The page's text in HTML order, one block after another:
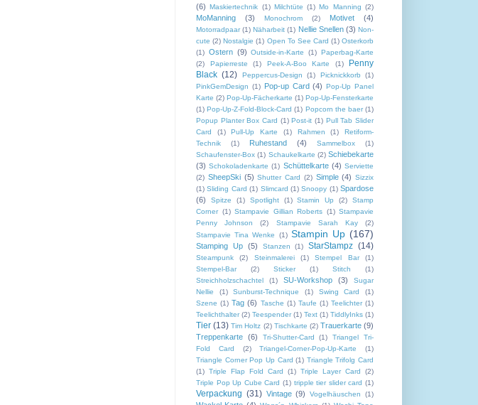
(6) Maskiertechnik (1) Milchtüte (1) Mo Manning (2)
MoManning (3) Monochrom (2) Motivet (4)
Motorradpaar (1) Näharbeit (1) Nellie Snellen (3) Non-
cute (2) Nostalgie (1) Open To See Card (1) Osterkorb
(1) Ostern (9) Outside-in-Karte (1) Paperbag-Karte
(2)
Papierreste (1) Peek-A-Boo Karte (1)
Penny
Black (12) Peppercus-Design (1) Picknickkorb
(1)
PinkGemDesign (1) Pop-up Card (4) Pop-Up Panel
Karte (2) Pop-Up-Fächerkarte (1) Pop-Up-Fensterkarte
(1) Pop-Up-Z-Fold-Block-Card (1) Popcorn the baer (1)
Popup Planter Box Card (1) Post-it (1) Pull Tab Slider
Card
(1) Pull-Up Karte (1) Rahmen (1)
Retiform-
Technik
(1) Ruhestand (4) Sammelbox
(1)
Schaufenster-Box (1) Schaukelkarte (2) Schiebekarte
(3) Schokoladenkarte (1) Schüttelkarte (4) Serviette
(2) SheepSki (5) Shutter Card (2) Simple (4) Sizzix
(1) Sliding Card (1) Slimcard (1) Snoopy (1) Spardose
(6)
Spitze (1) Spotlight (1) Stamin Up (2)
Stamp
Corner (1) Stampavie Gillian Roberts (1) Stampavie
Penny Johnson
(2) Stampavie Sarah Kay
(2)
Stampavie Tina Wenke
(1) Stampin Up (167)
Stamping Up (5) Stanzen (1) StarStampz (14)
Steampunk (2) Steinmalerei (1) Stempel Bar
(1)
Stempel-Bar
(2) Sticker (1) Stitch
(1)
Streichholzschachtel
(1) SU-Workshop (3)
Sugar
Nellie
(1) Sunburst-Technique (1) Swing Card
(1)
Szene (1) Tag (6) Tasche (1) Taufe (1) Teelichter (1)
Teelichthalter (2) Teespender (1) Text (1) TiddlyInks (1)
Tier (13) Tim Holtz (2) Tischkarte (2) Trauerkarte (9)
Treppenkarte (6) Tri-Shutter-Card (1)
Triangel Tri-
Fold Card
(2) Triangel-Corner-Pop-Up-Karte
(1)
Triangle Corner Pop Up Card (1) Triangle Trifolg Card
(1) Triple Flap Fold Card (1) Triple Layer Card
(2)
Triple Pop Up Cube Card (1) tripple tier slider card (1)
Verpackung (31) Vintage (9) Vogelhäuschen (1)